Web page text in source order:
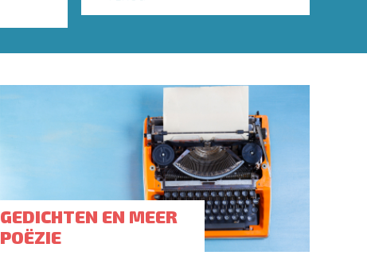
GEDICHTEN EN MEER
POËZIE